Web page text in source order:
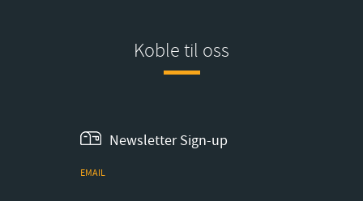
Koble til oss
Newsletter Sign-up
EMAIL